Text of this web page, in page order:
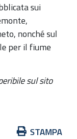
sui
nonché sul
per il fiume
sul sito
STAMPA